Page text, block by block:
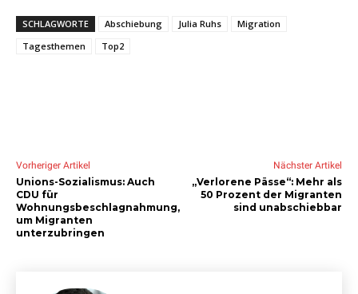
SCHLAGWORTE Abschiebung Julia Ruhs
Migration
Tagesthemen
Top2
Vorheriger Artikel
Unions-Sozialismus: Auch
CDU für
Wohnungsbeschlagnahmung,
um Migranten
unterzubringen
Nächster Artikel
„Verlorene Pässe“: Mehr als
50 Prozent der Migranten
sind unabschiebbar